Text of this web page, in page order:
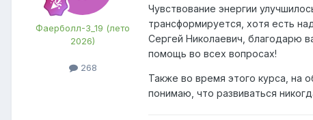
Фаерболл-3_19 (лето
2026)
268
Чувствование энергии
трансформируется, хотя есть
Сергей Николаевич, благодарю
помощь во всех вопросах!
Также во время этого курса, на
понимаю, что развиваться